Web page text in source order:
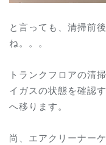
と言っても、清掃前
ね。。。
トランクフロアの清
イガスの状態を確認
へ移ります。
尚、エアクリーナー